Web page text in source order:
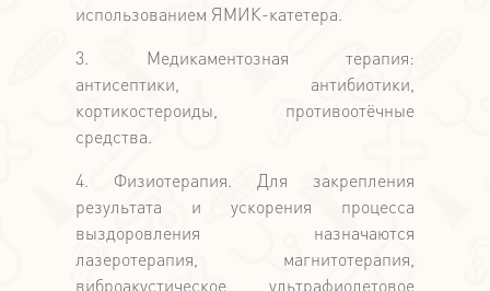
использованием ЯМИК-катетера.
3. Медикаментозная терапия:
антисептики, антибиотики,
кортикостероиды, противоотёчные
средства.
4. Физиотерапия. Для закрепления
результата и ускорения процесса
выздоровления назначаются
лазеротерапия, магнитотерапия,
виброакустическое, ультрафиолетовое